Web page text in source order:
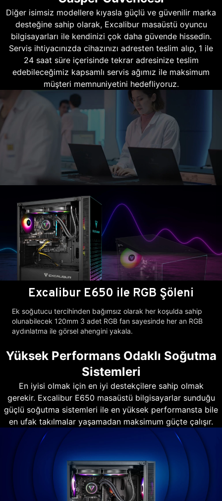
Diğer isimsiz modellere kıyasla güçlü ve güvenilir marka
desteğine sahip olarak, Excalibur masaüstü oyuncu
bilgisayarları ile kendinizi çok daha güvende hissedin.
Servis ihtiyacınızda cihazınızı adresten teslim alıp, 1 ile
24 saat süre içerisinde tekrar adresinize teslim
edebileceğimiz kapsamlı servis ağımız ile maksimum
müşteri memnuniyetini hedefliyoruz.
Excalibur E650 ile RGB Şöleni
Ek soğutucu tercihinden bağımsız olarak her koşulda sahip
olunabilecek 120mm 3 adet RGB fan sayesinde her an RGB
aydınlatma ile görsel ahengini yakala.
Yüksek Performans Odaklı Soğutma
Sistemleri
En iyisi olmak için en iyi destekçilere sahip olmak
gerekir. Excalibur E650 masaüstü bilgisayarlar sunduğu
güçlü soğutma sistemleri ile en yüksek performansta bile
en ufak takılmalar yaşamadan maksimum güçte çalışır.